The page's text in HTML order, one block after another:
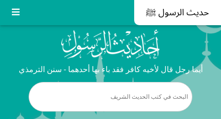
حديث الرسول ﷺ
أيما رجل قال لأخيه كافر فقد باء بها أحدهما - سنن الترمذي